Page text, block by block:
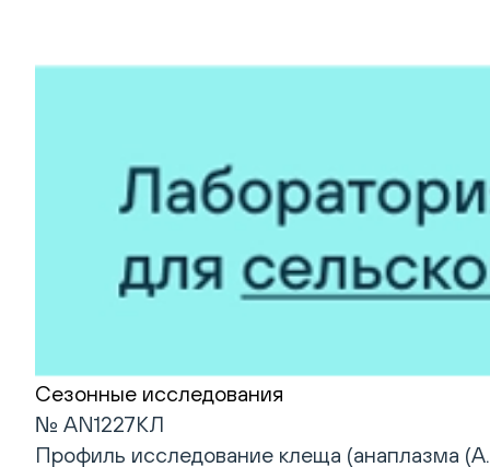
Сезонные исследования
№ AN1227КЛ
Профиль исследование клеща (анаплазма